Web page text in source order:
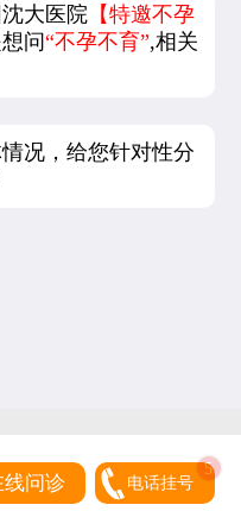
大医院 【特邀不孕
想问“不孕不育”,相关
况，给您针对性分
线问诊 电话挂号